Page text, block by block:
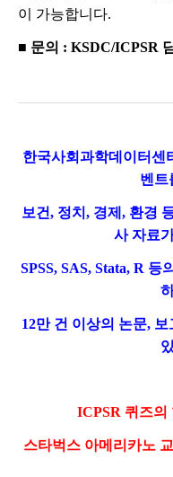
이 가능합니다.
■ 문의 : KSDC/ICPSR
한국사회과학데이터센
벤트
보건, 정치 , 경제 , 환경
사 자료
SPSS, SAS, Stata, R 등
12만 건 이상의 논문, 보
ICPSR 퀴즈의
스타벅스 아메리카노